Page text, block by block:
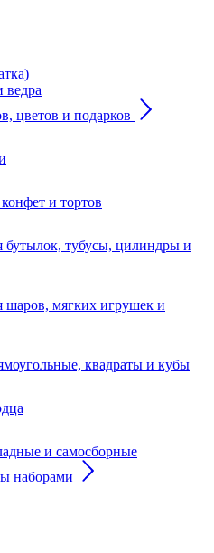
цветов и подарков
и тортов
бутылок, тубусы, цилиндры и
шаров, мягких игрушек и
квадраты и кубы
и самосборные
наборами